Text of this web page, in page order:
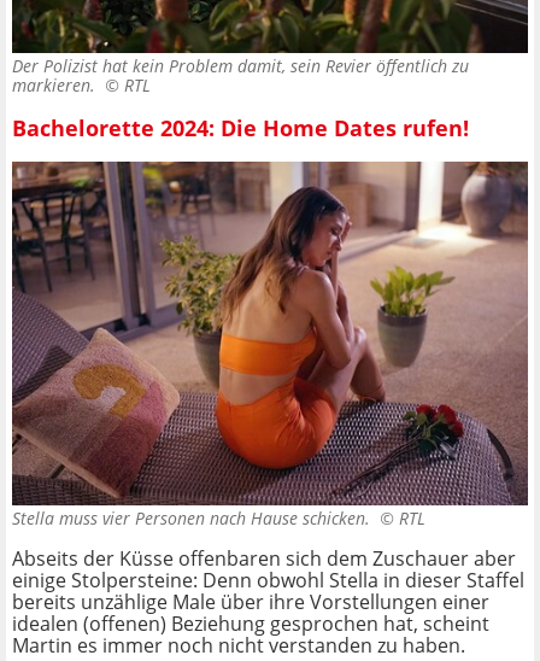
Der Polizist hat kein Problem damit, sein Revier öffentlich zu
markieren. © RTL
Bachelorette 2024: Die Home Dates rufen!
Stella muss vier Personen nach Hause schicken. © RTL
Abseits der Küsse offenbaren sich dem Zuschauer aber
einige Stolpersteine: Denn obwohl Stella in dieser Staffel
bereits unzählige Male über ihre Vorstellungen einer
idealen (offenen) Beziehung gesprochen hat, scheint
Martin es immer noch nicht verstanden zu haben.